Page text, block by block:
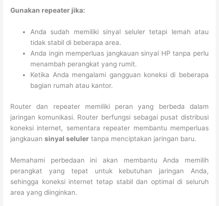
Gunakan repeater jika:
Anda sudah memiliki sinyal seluler tetapi lemah atau
tidak stabil di beberapa area.
Anda ingin memperluas jangkauan sinyal HP tanpa perlu
menambah perangkat yang rumit.
Ketika Anda mengalami gangguan koneksi di beberapa
bagian rumah atau kantor.
Router dan repeater memiliki peran yang berbeda dalam
jaringan komunikasi. Router berfungsi sebagai pusat distribusi
koneksi internet, sementara repeater membantu memperluas
jangkauansinyal seluler tanpa menciptakan jaringan baru.
Memahami perbedaan ini akan membantu Anda memilih
perangkat yang tepat untuk kebutuhan jaringan Anda,
sehingga koneksi internet tetap stabil dan optimal di seluruh
area yang diinginkan.